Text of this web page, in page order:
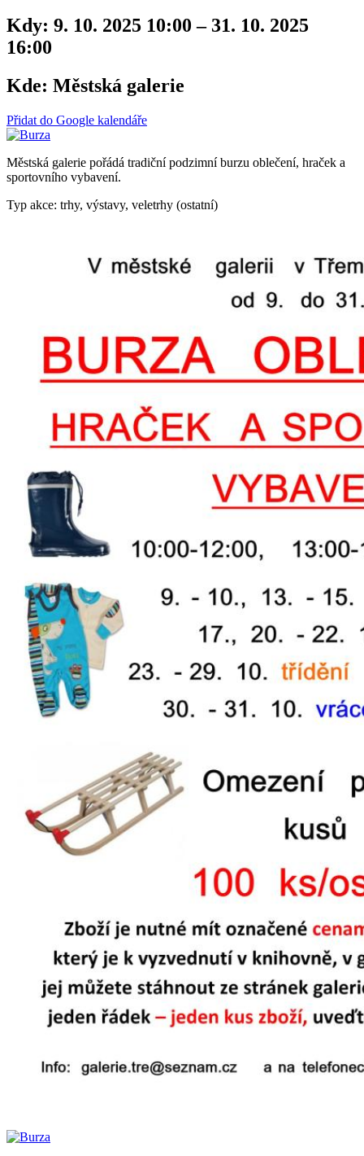
Kdy: 9. 10. 2025 10:00 – 31. 10. 2025
16:00
Kde: Městská galerie
Přidat do Google kalendáře
Městská galerie pořádá tradiční podzimní burzu oblečení, hraček a
sportovního vybavení.
Typ akce: trhy, výstavy, veletrhy (ostatní)